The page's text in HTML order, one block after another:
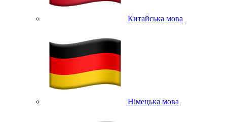
Китайська мова
Німецька мова